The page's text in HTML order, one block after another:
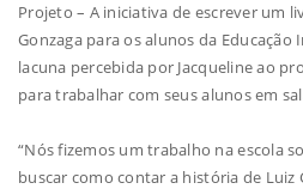
Projeto – A iniciativa de escrever um
Gonzaga para os alunos da
lacuna percebida por Jacqueline ao
para trabalhar com seus alunos em
“Nós fizemos um trabalho na escola
buscar como contar a história de Luiz